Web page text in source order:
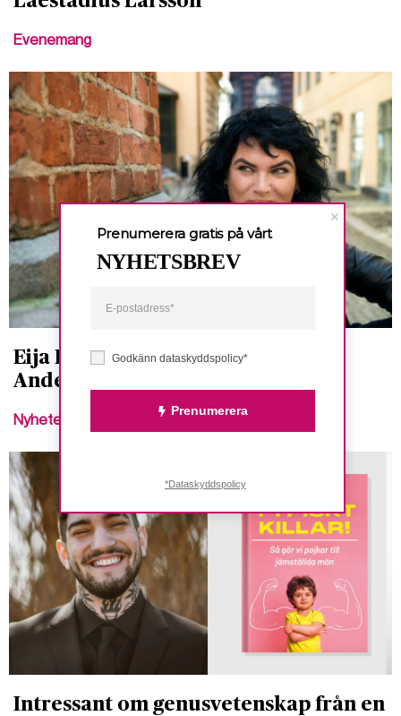
Evenemang
Eija Hetekivi Olsson får Bengt
Anderbergpriset
Nyheter
Intressant om genusvetenskap från en
Godkänn dataskyddspolicy*
Prenumerera
Prenumerera gratis på vårt
NYHETSBREV
*Dataskyddspolicy